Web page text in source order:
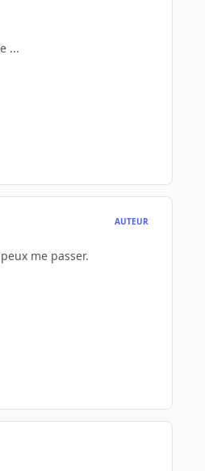
...
AUTEUR
me passer.